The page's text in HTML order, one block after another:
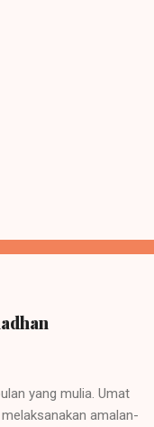
yang mulia. Umat
amalan-